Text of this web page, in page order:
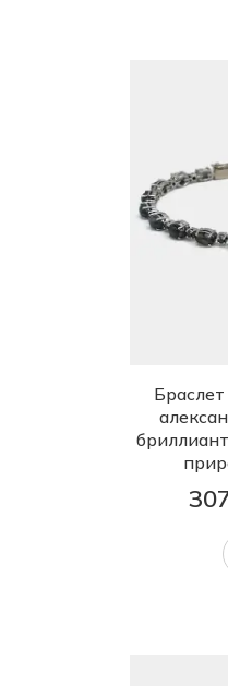
Браслет